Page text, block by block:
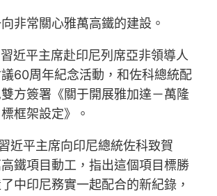
非常關心雅萬高鐵的建設。
近平主席赴印尼列席亞非領導人
60周年紀念活動，和佐科總統配
方簽署《關于開展雅加達－萬隆
框架設定》。
近平主席向印尼總統佐科致賀
鐵項目動工，指出這個項目標勝
中印尼務實一起配合的新紀錄，